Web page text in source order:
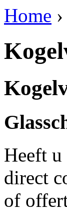
Home ›
Heeft u
direct
of